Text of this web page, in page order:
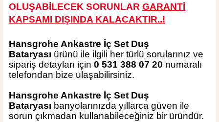
OLUŞABİLECEK SORUNLAR GARANTİ
KAPSAMI DIŞINDA KALACAKTIR..!
Hansgrohe Ankastre İç Set Duş
Bataryası ürünü ile ilgili her türlü sorularınız ve
sipariş detayları için 0 531 388 07 20 numaralı
telefondan bize ulaşabilirsiniz.
Hansgrohe Ankastre İç Set Duş
Bataryası banyolarınızda yıllarca güven ile
sorun çıkmadan kullanabileceğiniz bir üründür.